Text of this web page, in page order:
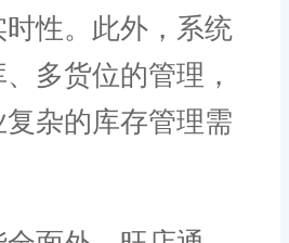
性。此外，系统
多货位的管理，
杂的库存管理需